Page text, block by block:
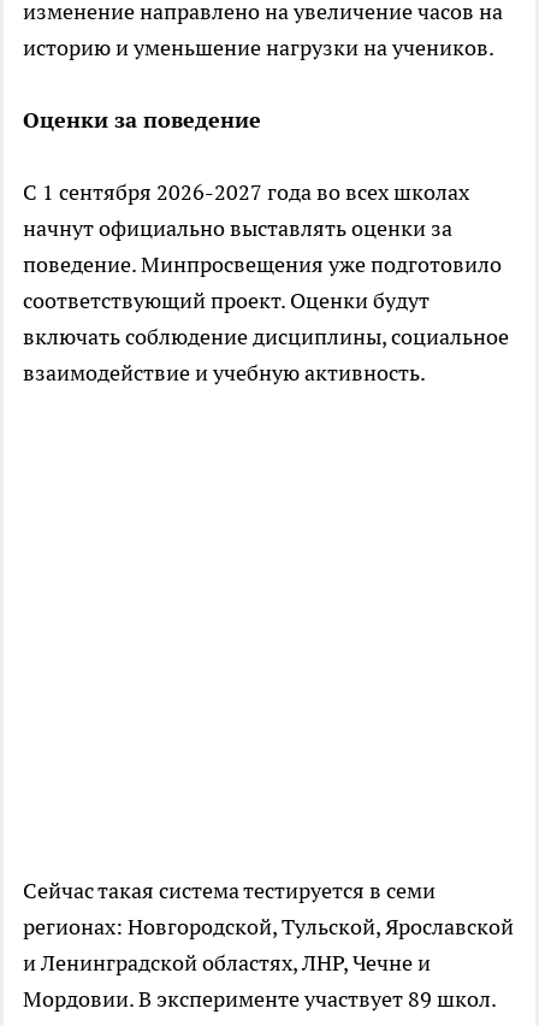
изменение направлено на увеличение часов на
историю и уменьшение нагрузки на учеников.
Оценки за поведение
С 1 сентября 2026-2027 года во всех школах
начнут официально выставлять оценки за
поведение. Минпросвещения уже подготовило
соответствующий проект. Оценки будут
включать соблюдение дисциплины, социальное
взаимодействие и учебную активность.
Сейчас такая система тестируется в семи
регионах: Новгородской, Тульской, Ярославской
и Ленинградской областях, ЛНР, Чечне и
Мордовии. В эксперименте участвует 89 школ.